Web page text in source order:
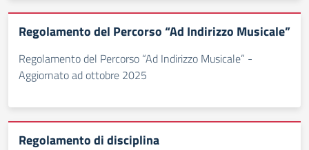
Regolamento del Percorso “Ad Indirizzo Musicale”
Regolamento del Percorso “Ad Indirizzo Musicale” -
Aggiornato ad ottobre 2025
Regolamento di disciplina